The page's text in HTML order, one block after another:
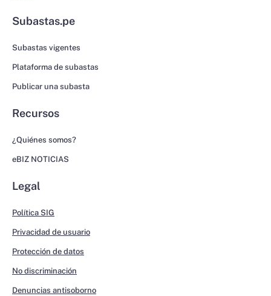
Subastas.pe
Subastas vigentes
Plataforma de subastas
Publicar una subasta
Recursos
¿Quiénes somos?
eBIZ NOTICIAS
Legal
Política SIG
Privacidad de usuario
Protección de datos
No discriminación
Denuncias antisoborno